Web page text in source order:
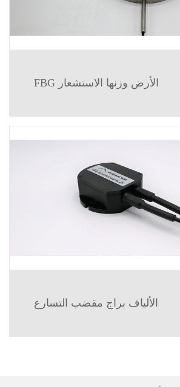
FBG الأرض وزنها الاستشعار
الألياف براج مقضب التسارع